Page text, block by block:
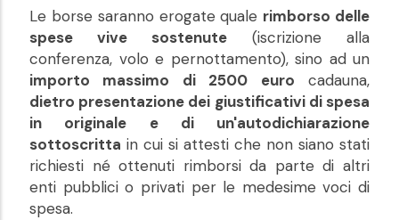
Le borse saranno erogate quale rimborso delle
spese vive sostenute (iscrizione alla
conferenza, volo e pernottamento), sino ad un
importo massimo di 2500 euro cadauna,
dietro presentazione dei giustificativi di spesa
in originale e di un'autodichiarazione
sottoscritta in cui si attesti che non siano stati
richiesti né ottenuti rimborsi da parte di altri
enti pubblici o privati per le medesime voci di
spesa.